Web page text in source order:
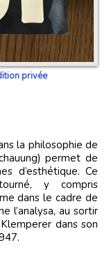
privée
la philosophie de
permet de
d’esthétique. Ce
y compris
dans le cadre de
l’analysa, au sortir
dans son